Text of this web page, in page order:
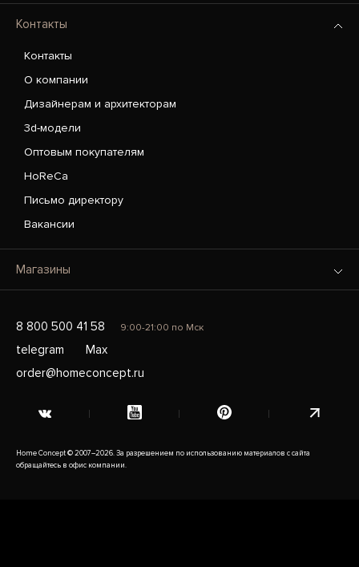
Контакты
Контакты
О компании
Дизайнерам и архитекторам
3d-модели
Оптовым покупателям
HoReCa
Письмо директору
Вакансии
Магазины
8 800 500 41 58 9:00-21:00 по Мск
telegram
Max
order@homeconcept.ru
Home Concept © 2007–2026. За разрешением по использованию материалов с сайта
обращайтесь в офис компании.